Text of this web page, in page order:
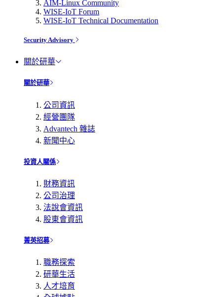
AIM-Linux Community
WISE-IoT Forum
WISE-IoT Technical Documentation
Security Advisory
關於研華
關於研華
公司資訊
經營團隊
Advantech 雜誌
新聞中心
投資人關係
財務資訊
公司治理
法說會資訊
股東會資訊
菁英招募
職務探索
研華生活
人才培育